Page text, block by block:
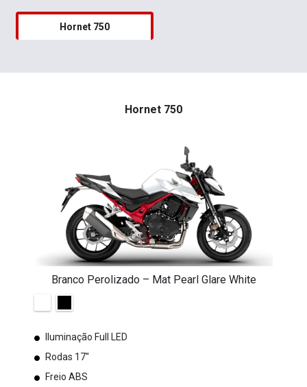
Hornet 750
Hornet 750
Branco Perolizado – Mat Pearl Glare White
Iluminação Full LED
Rodas 17''
Freio ABS